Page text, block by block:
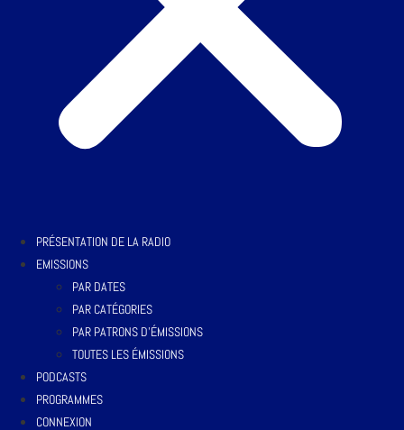
PRÉSENTATION DE LA RADIO
EMISSIONS
PAR DATES
PAR CATÉGORIES
PAR PATRONS D’ÉMISSIONS
TOUTES LES ÉMISSIONS
PODCASTS
PROGRAMMES
CONNEXION